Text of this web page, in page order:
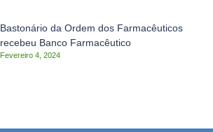
Bastonário da Ordem dos Farmacêuticos
recebeu Banco Farmacêutico
Fevereiro 4, 2024